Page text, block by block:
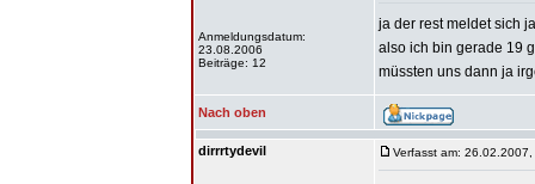
Anmeldungsdatum:
23.08.2006
Beiträge: 12
ja der rest meldet sich
also ich bin gerade 19
müssten uns dann ja
Nach oben
dirrrtydevil Verfasst am: